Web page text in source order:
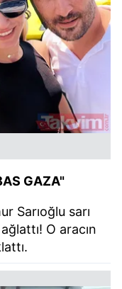
GAZA"
Sarıoğlu sarı
O aracın